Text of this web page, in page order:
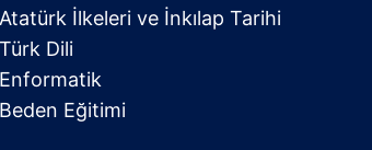
Atatürk İlkeleri ve İnkılap Tarihi
Türk Dili
Enformatik
Beden Eğitimi